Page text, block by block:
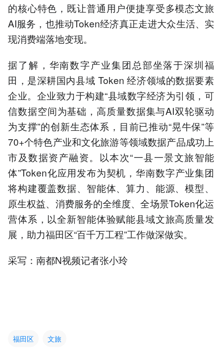
的核心特色，既让普通用户便捷享受多模态文旅
AI服务，也推动Token经济真正走进大众生活、实
现消费端落地变现。
据了解，华南数字产业集团总部坐落于深圳福
田，是深耕国内县域 Token 经济领域的数据要素
企业。企业致力于构建“县域数字经济为引领，可
信数据空间为基础，高质量数据集与AI双轮驱动
为支撑”的创新生态体系，目前已推动“晃牛保”等
70+个特色产业和文化旅游等领域数据产品成功上
市及数据资产融资。以本次“一县一景文旅智能
体”Token化应用发布为契机，华南数字产业集团
将构建覆盖数据、智能体、算力、能源、模型、
原生权益、消费服务的全维度、全场景Token化运
营体系，以全新智能体验赋能县域文旅高质量发
展，助力福田区“百千万工程”工作做深做实。
采写：南都N视频记者张小玲
福田区 文旅